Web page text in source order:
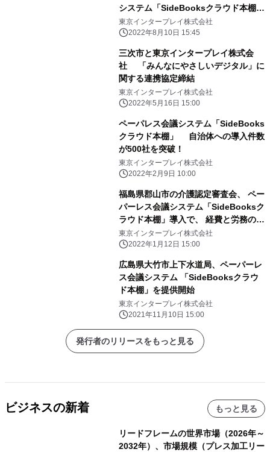
システム「SideBooksクラウド本棚」
を8月導入
東京インタープレイ株式会社
2022年8月10日 15:45
三次市と東京インタープレイ株式会
社 「みんなにやさしいデジタル」に
関する連携協定締結
東京インタープレイ株式会社
2022年5月16日 15:00
ペーパレス会議システム「SideBooks
クラウド本棚」 自治体への導入件数
が500社を突破！
東京インタープレイ株式会社
2022年2月9日 10:00
福島県郡山市の介護認定審査会、 ペー
パーレス会議システム「SideBooksク
ラウド本棚」導入で、 経費と労務のコ
ストカットを実現
東京インタープレイ株式会社
2022年1月12日 15:00
広島県大竹市上下水道局、ペーパーレ
ス会議システム 「SideBooksクラウ
ド本棚」を提供開始
東京インタープレイ株式会社
2021年11月10日 15:00
発行者のリリースをもっと見る
ビジネスの新着 もっと見る
リードフレームの世界市場（2026年～
2032年）、市場規模（プレス加工リー